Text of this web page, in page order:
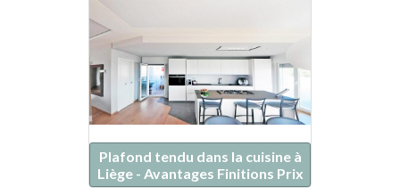
Plafond tendu dans la cuisine à
Liège - Avantages Finitions Prix